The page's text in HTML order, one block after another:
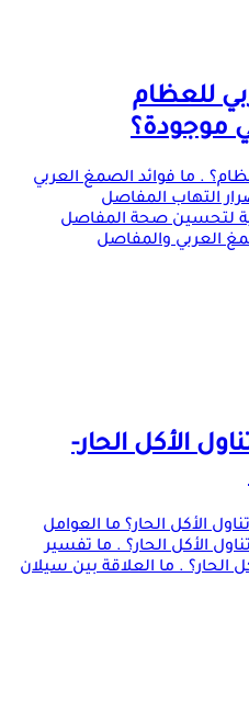
للعظام
موجودة؟
. ما فوائد الصمغ العربي
التهاب المفاصل
لتحسين صحة المفاصل
العربي والمفاصل
الأكل الحار-
الأكل الحار؟ ما العوامل
الأكل الحار؟ . ما تفسير
الحار؟ . ما العلاقة بين سيلان